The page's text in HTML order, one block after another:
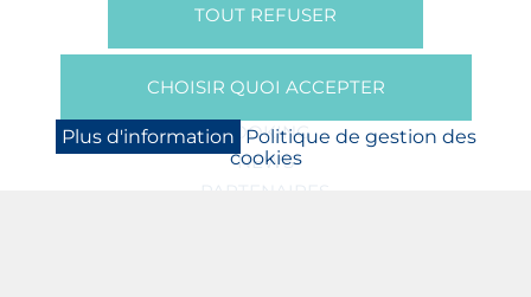
SUR NOUS
Presse
BOOKING
NEWS
PARTENAIRES
TOUT REFUSER
CHOISIR QUOI ACCEPTER
Plus d'information Politique de gestion des
cookies